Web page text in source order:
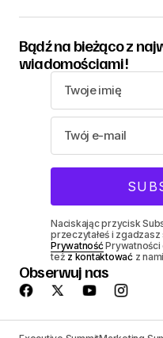
Bądź na bieżąco z
wiadomościami!
Naciskając przycisk
przeczytałeś i
Prywatność
też z kontaktowaćz
Obserwuj nas